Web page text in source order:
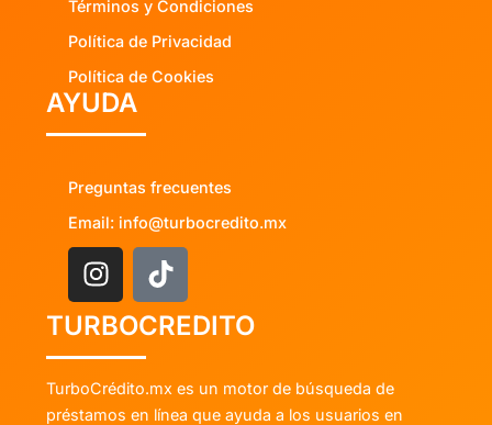
Términos y Condiciones
Política de Privacidad
Política de Cookies
AYUDA
Preguntas frecuentes
Email: info@turbocredito.mx
TURBOCREDITO
TurboCrédito.mx es un motor de búsqueda de
préstamos en línea que ayuda a los usuarios en